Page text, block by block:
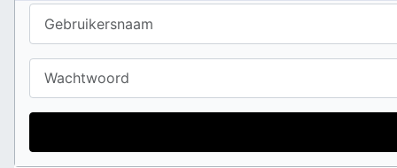
Gebruikersnaam
Wachtwoord